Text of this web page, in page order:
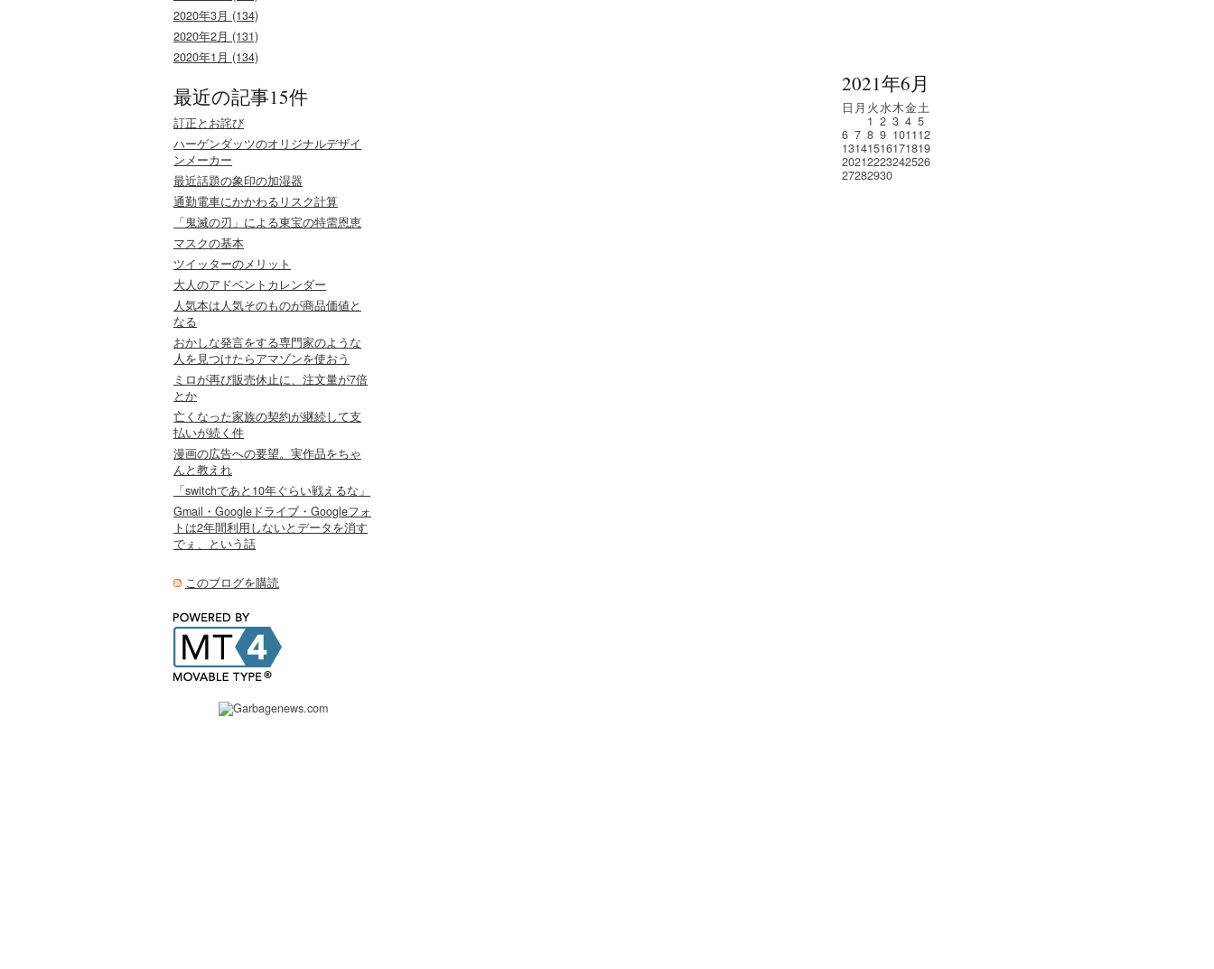
2020年3月 (134)
2020年2月 (131)
2020年1月 (134)
最近の記事15件
訂正とお詫び
ハーゲンダッツのオリジナルデザイ
ンメーカー
最近話題の象印の加湿器
通勤電車にかかわるリスク計算
「鬼滅の刃」による東宝の特需恩恵
マスクの基本
ツイッターのメリット
大人のアドベントカレンダー
人気本は人気そのものが商品価値と
なる
おかしな発言をする専門家のような
人を見つけたらアマゾンを使おう
ミロが再び販売休止に、注文量が7倍
とか
亡くなった家族の契約が継続して支
払いが続く件
漫画の広告への要望。実作品をちゃ
んと教えれ
「switchであと10年ぐらい戦えるな」
Gmail・Googleドライブ・Googleフォ
トは2年間利用しないとデータを消す
でぇ、という話
このブログを購読
2021年6月
日 月 火水木金土
1 2 3 4 5
6 7 8 9 101112
13141516171819
20212223242526
27282930